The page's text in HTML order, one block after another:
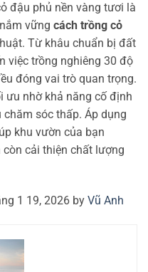
đậu phủ nền vàng tươi là
vững cách trồng cỏ
Từ khâu chuẩn bị đất
việc trồng nghiêng 30 độ
đóng vai trò quan trọng.
ưu nhờ khả năng cố định
sóc thấp. Áp dụng
khu vườn của bạn
cải thiện chất lượng
1 19, 2026 by Vũ Anh